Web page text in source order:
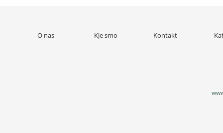
O nas Kje smo Kontakt